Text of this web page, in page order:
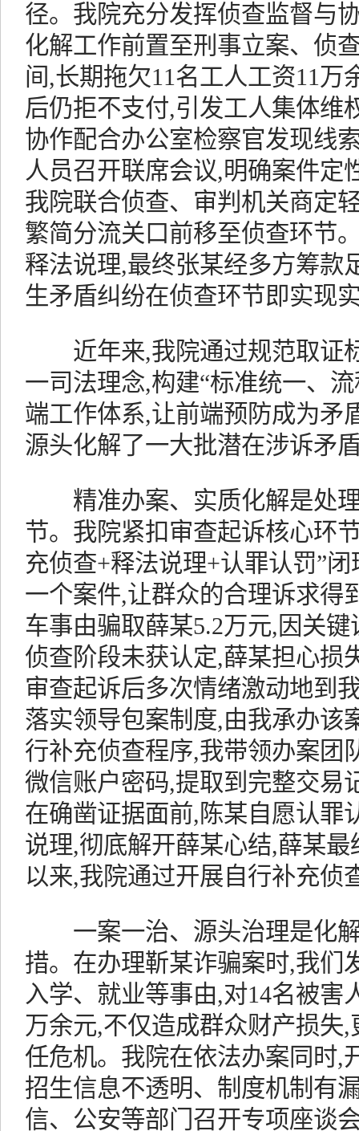
径。我院充分发挥侦查监督与
化解工作前置至刑事立案、侦
间,长期拖欠11名工人工资11万
后仍拒不支付,引发工人集体维
协作配合办公室检察官发现线
人员召开联席会议,明确案件定
我院联合侦查、审判机关商定
繁简分流关口前移至侦查环节
释法说理,最终张某经多方筹款
生矛盾纠纷在侦查环节即实现
近年来,我院通过规范取证
一司法理念,构建“标准统一、
端工作体系,让前端预防成为矛
源头化解了一大批潜在涉诉矛
精准办案、实质化解是处理
节。我院紧扣审查起诉核心环
充侦查+释法说理+认罪认罚”
一个案件,让群众的合理诉求得
车事由骗取薛某5.2万元,因关
侦查阶段未获认定,薛某担心损
审查起诉后多次情绪激动地到
落实领导包案制度,由我承办该
行补充侦查程序,我带领办案团
微信账户密码,提取到完整交易
在确凿证据面前,陈某自愿认罪
说理,彻底解开薛某心结,薛某
以来,我院通过开展自行补充侦
一案一治、源头治理是化解
措。在办理靳某诈骗案时,我们
入学、就业等事由,对14名被害
万余元,不仅造成群众财产损失
任危机。我院在依法办案同时,
招生信息不透明、制度机制有
信、公安等部门召开专项座谈